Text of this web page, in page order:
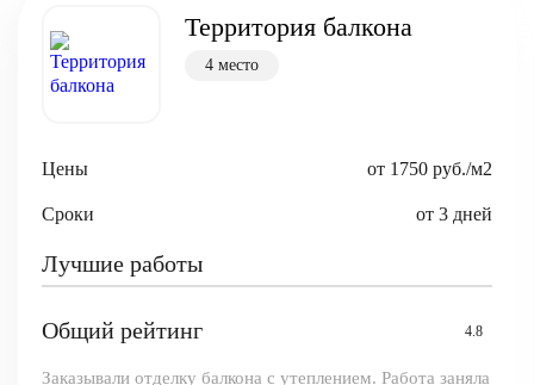
Территория балкона
4 место
Цены от 1750 руб./м2
Сроки от 3 дней
Лучшие работы
Общий рейтинг 4.8
Заказывали отделку балкона с утеплением. Работа заняла